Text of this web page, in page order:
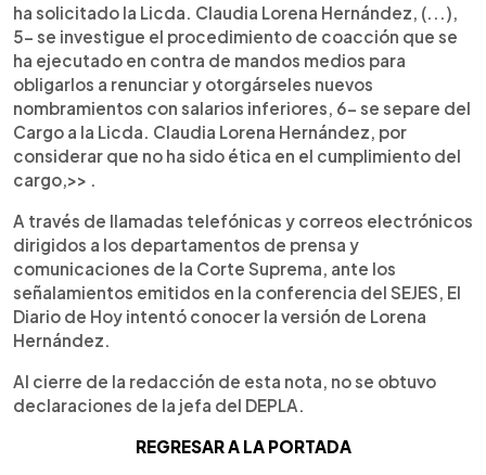
ha solicitado la Licda. Claudia Lorena Hernández, (...),
5- se investigue el procedimiento de coacción que se
ha ejecutado en contra de mandos medios para
obligarlos a renunciar y otorgárseles nuevos
nombramientos con salarios inferiores, 6- se separe del
Cargo a la Licda. Claudia Lorena Hernández, por
considerar que no ha sido ética en el cumplimiento del
cargo,>> .
A través de llamadas telefónicas y correos electrónicos
dirigidos a los departamentos de prensa y
comunicaciones de la Corte Suprema, ante los
señalamientos emitidos en la conferencia del SEJES, El
Diario de Hoy intentó conocer la versión de Lorena
Hernández.
Al cierre de la redacción de esta nota, no se obtuvo
declaraciones de la jefa del DEPLA.
REGRESAR A LA PORTADA